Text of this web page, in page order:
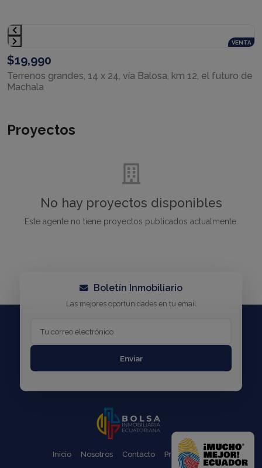
VENTA
$19,990
Terrenos grandes, 14 x 24, vía Balosa, km 12, el futuro de
Machala
Proyectos
No hay proyectos disponibles
Este agente no tiene proyectos publicados actualmente.
Boletín Inmobiliario
Las mejores oportunidades en tu email
Enviar
Inicio Nosotros Contacto Propiedades